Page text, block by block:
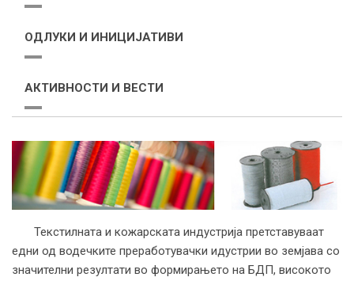
ОДЛУКИ И ИНИЦИЈАТИВИ
АКТИВНОСТИ И ВЕСТИ
Текстилната и кожарската индустрија претставуваат
едни од водечките преработувачки идустрии во земјава со
значителни резултати во формирањето на БДП, високото